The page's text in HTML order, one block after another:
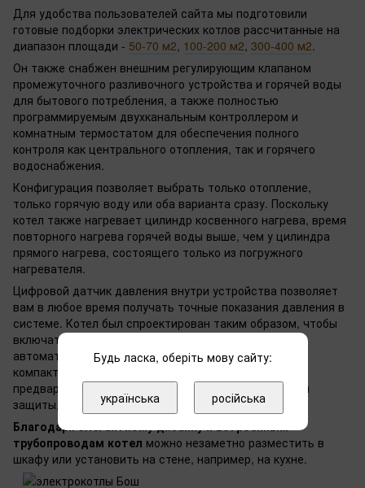
Для удобства пользователей сайта мы подготовили
готовые подборки электрических котлов рассчитанные на
диапазон площади - 50-70 м2, 100-200 м2, 300-400 м2.
Он также снабжен внешним регулирующим клапаном
промежуточного разливочного устройства и горячей воды
для бытового потребления, а также полностью
программируемым двухканальным контроллером и
комнатным термостатом для обеспечения полного
контроля как центрального отопления, так и горячего
водоснабжения.
Конфигурация позволяет выбрать только отопление,
только горячую воду или оба варианта сразу. Поскольку
котел также нагревает цилиндр косвенного нагрева, время
повторного нагрева горячей воды выше, чем у цилиндра
прямого нагрева, состоящего только из погружного
нагревателя.
Цифровой датчик давления внутри устройства позволяет
вам в любое время получать точные показания давления в
системе. Котел был спроектирован таким образом, чтобы
включать насос, автоматический воздухоотводчик,
автоматический байпас и расширительный бак в
компактном корпусе. Магнитный фильтр также
предварительно встроен в блок для дополнительной
защиты, которая продлит срок службы котла.
Благодаря элегантному дизайну и встроенным
трубопроводам котел можно незаметно разместить в
шкафу или установить на стене, например, на кухне.
Будь ласка, оберіть мову сайту:
українська російська